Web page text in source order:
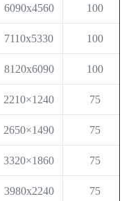
6090x4560 100
7110x5330 100
8120x6090 100
2210×1240 75
2650×1490 75
3320×1860 75
3980x2240 75